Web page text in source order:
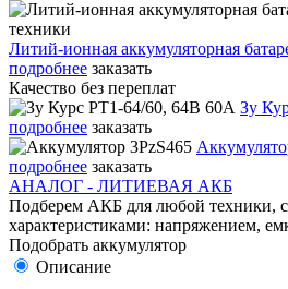
Литий-ионная аккумуляторная
подробнее заказать
Качество без переплат
Зу
подробнее заказать
подробнее заказать
АНАЛОГ - ЛИТИЕВАЯ АКБ
Подберем АКБ для любой техники,
характеристиками: напряжением,
Подобрать аккумулятор
Описание